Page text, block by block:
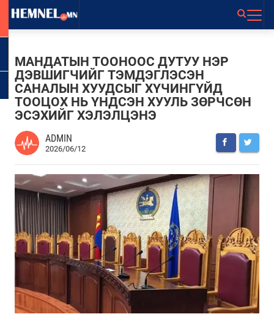
МАНДАТЫН ТООНООС ДУТУУ НЭР
ДЭВШИГЧИЙГ ТЭМДЭГЛЭСЭН
САНАЛЫН ХУУДСЫГ ХҮЧИНГҮЙД
ТООЦОХ НЬ ҮНДСЭН ХУУЛЬ ЗӨРЧСӨН
ЭСЭХИЙГ ХЭЛЭЛЦЭНЭ
ADMIN
2026/06/12